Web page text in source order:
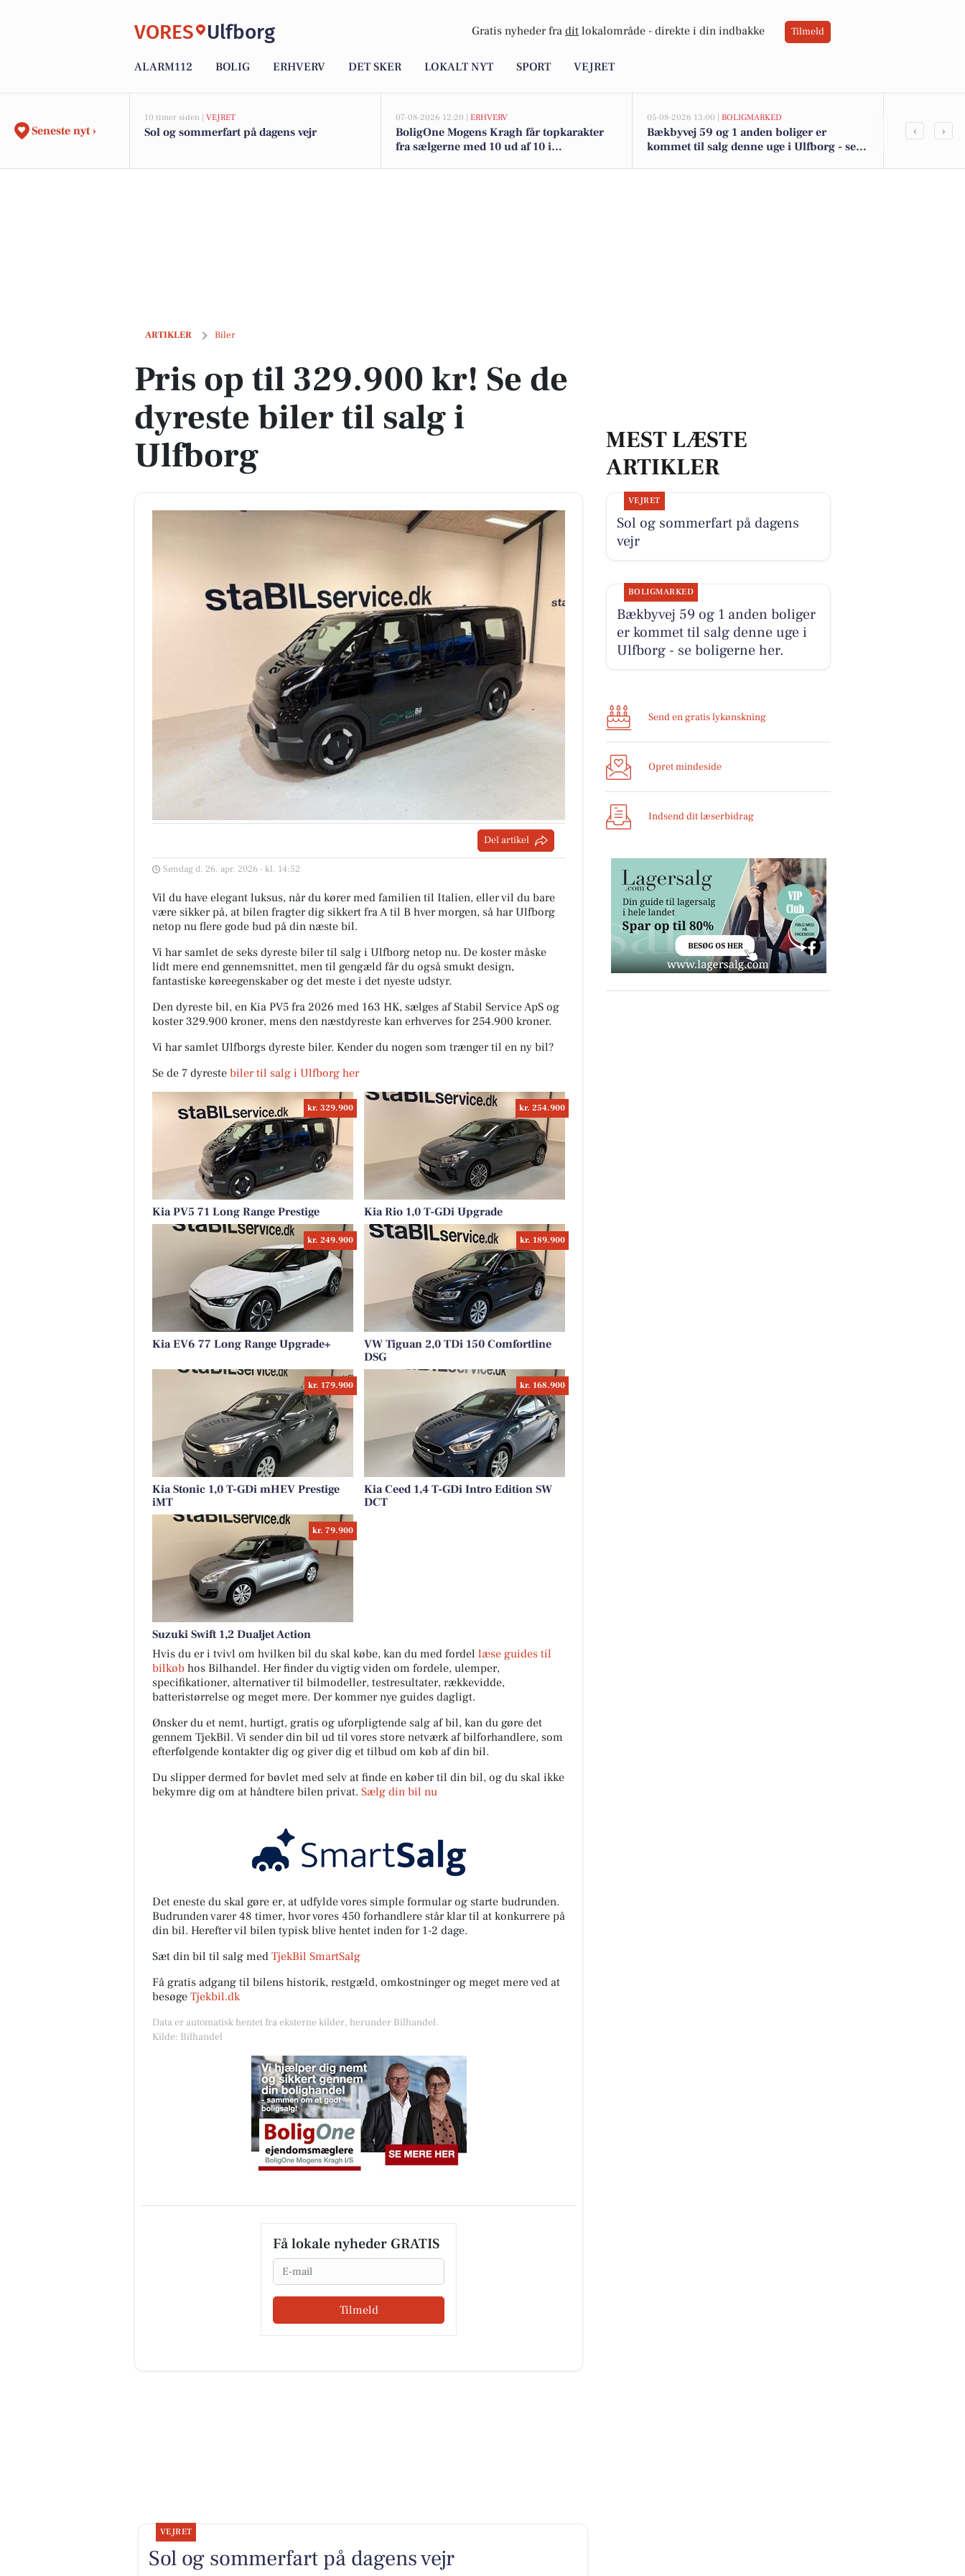
VORES Ulfborg Gratis nyheder fra dit lokalområde - direkte i din indbakke Tilmeld
ALARM112 BOLIG ERHVERV DET SKER LOKALT NYT SPORT VEJRET
Seneste nyt ›
10 timer siden | VEJRET
Sol og sommerfart på dagens vejr
07-08-2026 12:20 | ERHVERV
BoligOne Mogens Kragh får topkarakter
fra sælgerne med 10 ud af 10 i
05-08-2026 13:00 | BOLIGMARKED
Bækbyvej 59 og 1 anden boliger er
kommet til salg denne uge i Ulfborg - se
Top 6 over
‹ ›
ARTIKLER Biler
Pris op til 329.900 kr! Se de dyreste biler til salg i Ulfborg
Pris op til 329.900 kr! Se de
dyreste biler til salg i
Ulfborg
Del artikel
Søndag d. 26. apr. 2026 - kl. 14:52
Vil du have elegant luksus, når du kører med familien til Italien, eller vil du bare
være sikker på, at bilen fragter dig sikkert fra A til B hver morgen, så har Ulfborg
netop nu flere gode bud på din næste bil.
Vi har samlet de seks dyreste biler til salg i Ulfborg netop nu. De koster måske
lidt mere end gennemsnittet, men til gengæld får du også smukt design,
fantastiske køreegenskaber og det meste i det nyeste udstyr.
Den dyreste bil, en Kia PV5 fra 2026 med 163 HK, sælges af Stabil Service ApS og
koster 329.900 kroner, mens den næstdyreste kan erhverves for 254.900 kroner.
Vi har samlet Ulfborgs dyreste biler. Kender du nogen som trænger til en ny bil?
Se de 7 dyreste biler til salg i Ulfborg her
kr. 329.900
Kia PV5 71 Long Range Prestige
kr. 254.900
Kia Rio 1,0 T-GDi Upgrade
kr. 249.900
Kia EV6 77 Long Range Upgrade+
kr. 189.900
VW Tiguan 2,0 TDi 150 Comfortline
DSG
kr. 179.900
Kia Stonic 1,0 T-GDi mHEV Prestige
iMT
kr. 168.900
Kia Ceed 1,4 T-GDi Intro Edition SW
DCT
kr. 79.900
Suzuki Swift 1,2 Dualjet Action
Hvis du er i tvivl om hvilken bil du skal købe, kan du med fordel læse guides til
bilkøb hos Bilhandel. Her finder du vigtig viden om fordele, ulemper,
specifikationer, alternativer til bilmodeller, testresultater, rækkevidde,
batteristørrelse og meget mere. Der kommer nye guides dagligt.
Ønsker du et nemt, hurtigt, gratis og uforpligtende salg af bil, kan du gøre det
gennem TjekBil. Vi sender din bil ud til vores store netværk af bilforhandlere, som
efterfølgende kontakter dig og giver dig et tilbud om køb af din bil.
Du slipper dermed for bøvlet med selv at finde en køber til din bil, og du skal ikke
bekymre dig om at håndtere bilen privat. Sælg din bil nu
Det eneste du skal gøre er, at udfylde vores simple formular og starte budrunden.
Budrunden varer 48 timer, hvor vores 450 forhandlere står klar til at konkurrere på
din bil. Herefter vil bilen typisk blive hentet inden for 1-2 dage.
Sæt din bil til salg med TjekBil SmartSalg
Få gratis adgang til bilens historik, restgæld, omkostninger og meget mere ved at
besøge Tjekbil.dk
Data er automatisk hentet fra eksterne kilder, herunder Bilhandel.
Kilde: Bilhandel
Få lokale nyheder GRATIS
Email
Tilmeld
MEST LÆSTE
ARTIKLER
VEJRET
Sol og sommerfart på dagens
vejr
BOLIGMARKED
Bækbyvej 59 og 1 anden boliger
er kommet til salg denne uge i
Ulfborg - se boligerne her.
Send en gratis lykønskning
Opret mindeside
Indsend dit læserbidrag
VEJRET
Sol og sommerfart på dagens vejr